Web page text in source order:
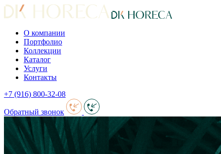
О компании
Портфолио
Коллекции
Каталог
Услуги
Контакты
+7 (916) 800-32-08
Обратный звонок